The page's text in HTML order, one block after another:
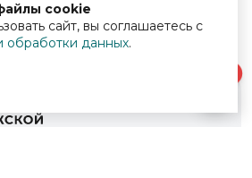
cookie
сайт, вы соглашаетесь с
обработки данных.